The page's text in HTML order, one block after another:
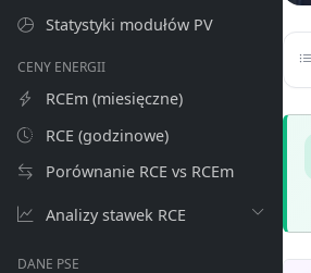
Statystyki modułów PV
CENY ENERGII
RCEm (miesięczne)
RCE (godzinowe)
Porównanie RCE vs RCEm
Analizy stawek RCE
DANE PSE